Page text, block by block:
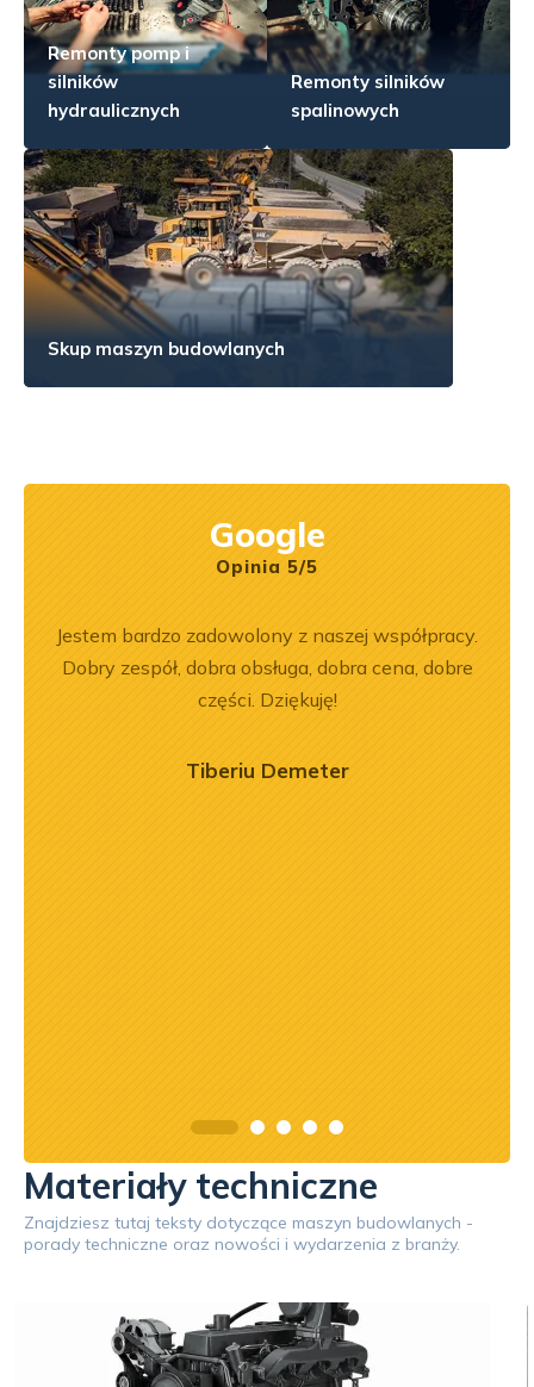
Remonty pomp i
silników
hydraulicznych
Remonty silników
spalinowych
Skup maszyn budowlanych
Google
Opinia 5/5
Jestem bardzo zadowolony z naszej współpracy.
Dobry zespół, dobra obsługa, dobra cena, dobre
części. Dziękuję!
Tiberiu Demeter
Materiały techniczne
Znajdziesz tutaj teksty dotyczące maszyn budowlanych -
porady techniczne oraz nowości i wydarzenia z branży.